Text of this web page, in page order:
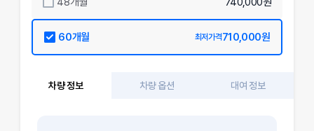
60개월 최저가격710,000원
차량 정보 차량 옵션 대여 정보